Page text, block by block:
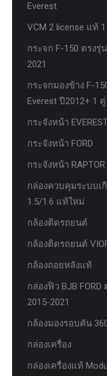
Everest
VCM 2 license แท้ 1
กระจก F-150 ตรงรุ่น
2021
กระจกมองข้าง F-
Everest ปี2012+ 1 คู่
กระจังหน้า
กระจังหน้า FORD
กระจังหน้า RAPTOR
กล่องควบคุมระบบเ
1.5/1.6 แท้ใหม่
กล้องติดรถยนต์
กล้องติดรถยนต์
กล้องถอยหลังแท้
กล่องฟิว BJB FORD
2015-2021
กล้องมองรอบคัน
กล่องเครื่อง
กล่องเครื่องแท้